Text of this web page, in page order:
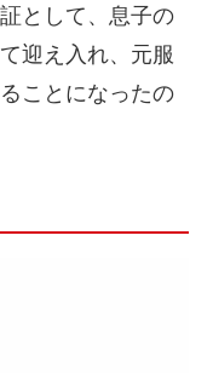
として、息子の
迎え入れ、元服
ことになったの